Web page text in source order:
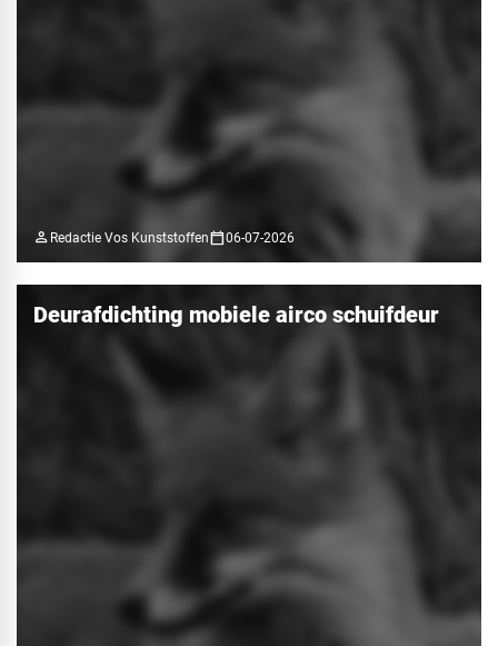
person Redactie Vos Kunststoffencalendar_today06-07-2026
Deurafdichting mobiele airco schuifdeur